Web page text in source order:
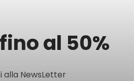
al 50%
alla NewsLetter